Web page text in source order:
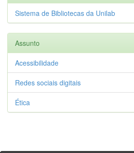
Sistema de Bibliotecas da Unilab
Assunto
Acessibilidade
Redes sociais digitais
Ética